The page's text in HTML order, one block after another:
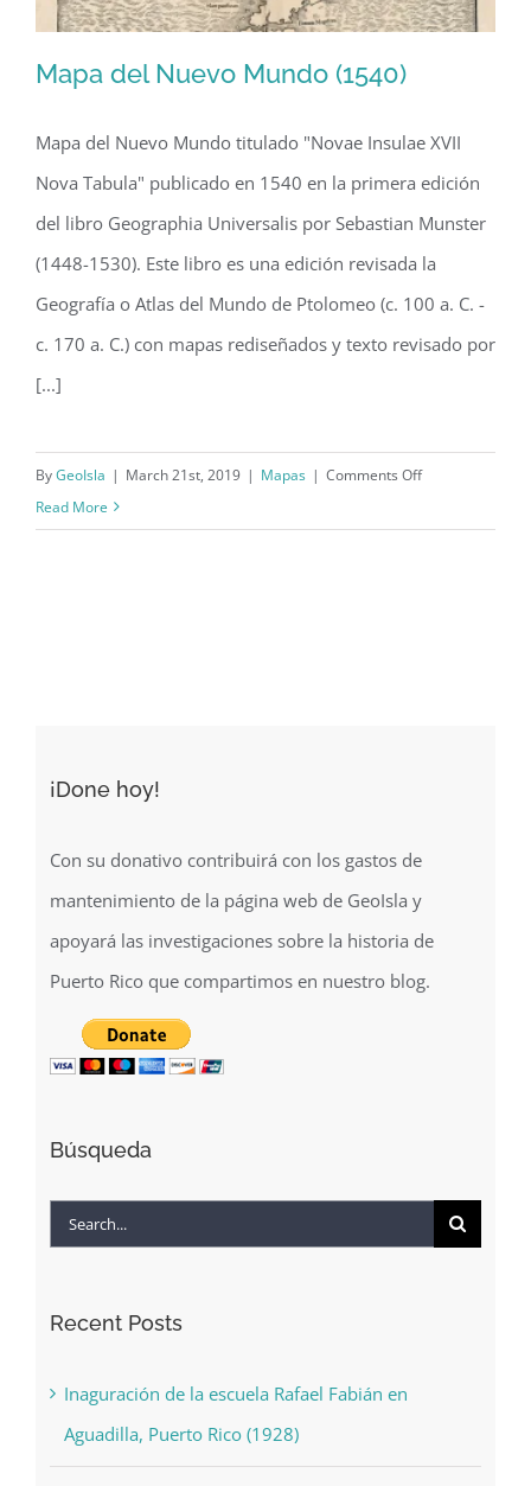
Mapa del Nuevo Mundo (1540)
Mapa del Nuevo Mundo (1540)
Mapa del Nuevo Mundo titulado "Novae Insulae XVII
Nova Tabula" publicado en 1540 en la primera edición
del libro Geographia Universalis por Sebastian Munster
(1448-1530). Este libro es una edición revisada la
Geografía o Atlas del Mundo de Ptolomeo (c. 100 a. C. -
c. 170 a. C.) con mapas rediseñados y texto revisado por
[...]
ByGeoIsla | March 21st, 2019 | Mapas | Comments Offon
Read More
¡Done hoy!
Con su donativo contribuirá con los gastos de
mantenimiento de la página web de GeoIsla y
apoyará las investigaciones sobre la historia de
Puerto Rico que compartimos en nuestro blog.
Búsqueda
Search
Recent Posts
Inaguración de la escuela Rafael Fabián en
Aguadilla, Puerto Rico (1928)